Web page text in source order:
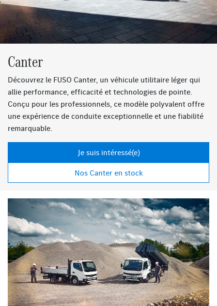
Canter
Découvrez le FUSO Canter, un véhicule utilitaire léger qui
allie performance, efficacité et technologies de pointe.
Conçu pour les professionnels, ce modèle polyvalent offre
une expérience de conduite exceptionnelle et une fiabilité
remarquable.
Je suis intéressé(e)
Nos Canter en stock